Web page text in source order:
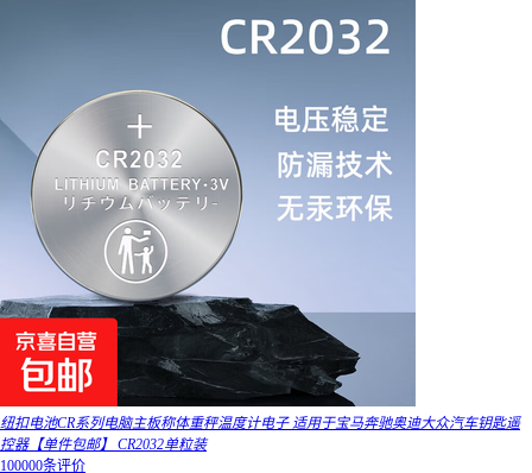
纽扣电池CR系列电脑主板称体重秤温度计电子 适用于宝马奔驰奥迪大众汽车钥匙遥
控器【单件包邮】 CR2032单粒装
100000条评价